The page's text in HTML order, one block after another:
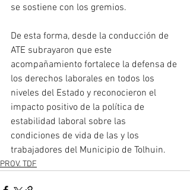
se sostiene con los gremios.
De esta forma, desde la conducción de
ATE subrayaron que este
acompañamiento fortalece la defensa de
los derechos laborales en todos los
niveles del Estado y reconocieron el
impacto positivo de la política de
estabilidad laboral sobre las
condiciones de vida de las y los
trabajadores del Municipio de Tolhuin.
PROV. TDF